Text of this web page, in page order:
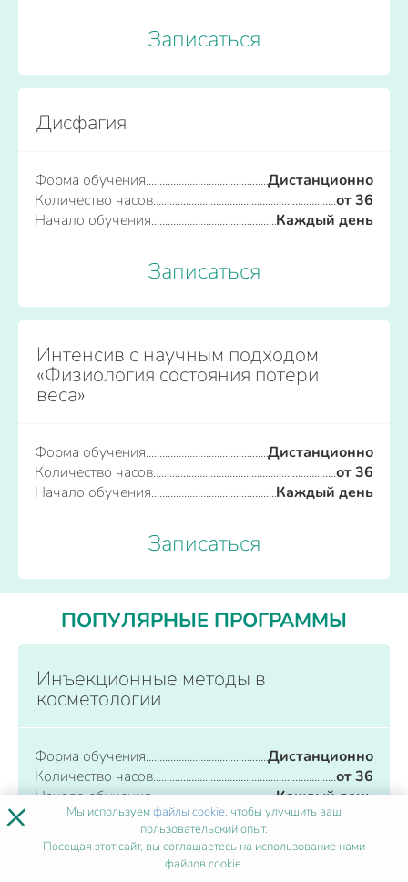
Записаться
Дисфагия
Форма обучения
Дистанционно
Количество часов
от 36
Начало обучения
Каждый день
Записаться
Интенсив с научным подходом
«Физиология состояния потери
веса»
Форма обучения
Дистанционно
Количество часов
от 36
Начало обучения
Каждый день
Записаться
ПОПУЛЯРНЫЕ ПРОГРАММЫ
Инъекционные методы в
косметологии
Форма обучения
Дистанционно
Количество часов
от 36
Начало обучения
Каждый день
Записаться
× Мы используемфайлы cookie, чтобы улучшить ваш
пользовательский опыт.
Посещая этот сайт, вы соглашаетесь на использование нами
файлов cookie.